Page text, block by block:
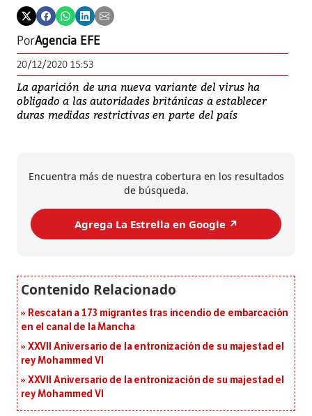
PorAgencia EFE
20/12/2020 15:53
La aparición de una nueva variante del virus ha
obligado a las autoridades británicas a establecer
duras medidas restrictivas en parte del país
Encuentra más de nuestra cobertura en los resultados
de búsqueda.
Agrega La Estrella en Google ↗️
Rescatan a 173 migrantes tras incendio de embarcación
en el canal de la Mancha
XXVII Aniversario de la entronización de su majestad el
rey Mohammed VI
XXVII Aniversario de la entronización de su majestad el
rey Mohammed VI